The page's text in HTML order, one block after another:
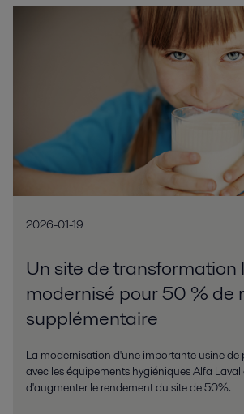
2026-01-19
Un site de transformation
modernisé pour 50 % de
supplémentaire
La modernisation d'une importante usine de
avec les équipements hygiéniques Alfa Laval
d'augmenter le rendement du site de 50%.